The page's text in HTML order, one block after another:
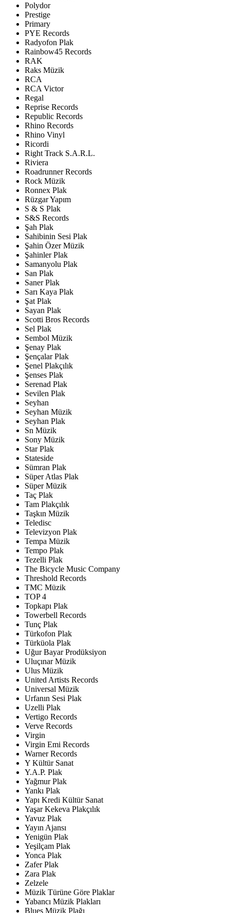
Polydor
Prestige
Primary
PYE Records
Radyofon Plak
Rainbow45 Records
RAK
Raks Müzik
RCA
RCA Victor
Regal
Reprise Records
Republic Records
Rhino Records
Rhino Vinyl
Ricordi
Right Track S.A.R.L.
Riviera
Roadrunner Records
Rock Müzik
Ronnex Plak
Rüzgar Yapım
S & S Plak
S&S Records
Şah Plak
Sahibinin Sesi Plak
Şahin Özer Müzik
Şahinler Plak
Samanyolu Plak
San Plak
Saner Plak
Sarı Kaya Plak
Şat Plak
Sayan Plak
Scotti Bros Records
Sel Plak
Sembol Müzik
Şenay Plak
Şençalar Plak
Şenel Plakçılık
Şenses Plak
Serenad Plak
Sevilen Plak
Seyhan
Seyhan Müzik
Seyhan Plak
Sn Müzik
Sony Müzik
Star Plak
Stateside
Sümran Plak
Süper Atlas Plak
Süper Müzik
Taç Plak
Tam Plakçılık
Taşkın Müzik
Teledisc
Televizyon Plak
Tempa Müzik
Tempo Plak
Tezelli Plak
The Bicycle Music Company
Threshold Records
TMC Müzik
TOP 4
Topkapı Plak
Towerbell Records
Tunç Plak
Türkofon Plak
Türküola Plak
Uğur Bayar Prodüksiyon
Uluçınar Müzik
Ulus Müzik
United Artists Records
Universal Müzik
Urfanın Sesi Plak
Uzelli Plak
Vertigo Records
Verve Records
Virgin
Virgin Emi Records
Warner Records
Y Kültür Sanat
Y.A.P. Plak
Yağmur Plak
Yankı Plak
Yapı Kredi Kültür Sanat
Yaşar Kekeva Plakçılık
Yavuz Plak
Yayın Ajansı
Yenigün Plak
Yeşilçam Plak
Yonca Plak
Zafer Plak
Zara Plak
Zelzele
Müzik Türüne Göre Plaklar
Yabancı Müzik Plakları
Blues Müzik Plağı